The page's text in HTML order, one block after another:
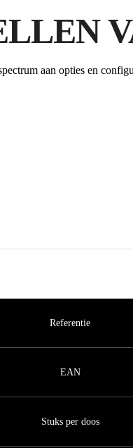
aan opties en
Referentie
EAN
Stuks per doos